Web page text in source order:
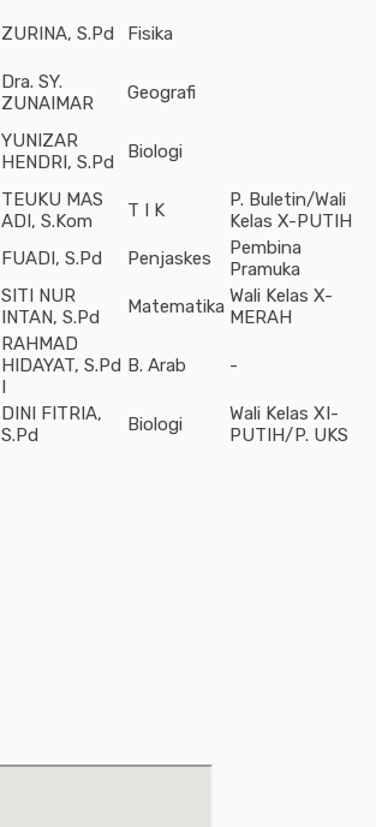
ZURINA, S.Pd Fisika
Dra. SY.
ZUNAIMAR
Geografi
YUNIZAR
HENDRI, S.Pd
Biologi
TEUKU MAS
ADI, S.Kom
T I K
P. Buletin/Wali
Kelas X-PUTIH
FUADI, S.Pd Penjaskes
Pembina
Pramuka
SITI NUR
INTAN, S.Pd
Matematika Wali Kelas X-
MERAH
RAHMAD
HIDAYAT, S.Pd
I
B. Arab -
DINI FITRIA,
S.Pd
Biologi
Wali Kelas XI-
PUTIH/P. UKS